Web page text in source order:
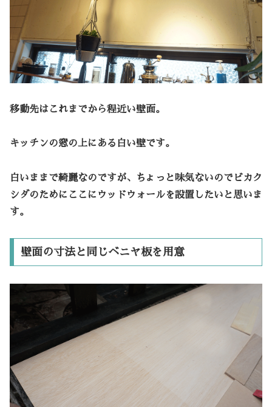
移動先はこれまでから程近い壁面。
キッチンの窓の上にある白い壁です。
白いままで綺麗なのですが、ちょっと味気ないのでビカク
シダのためにここにウッドウォールを設置したいと思いま
す。
壁面の寸法と同じベニヤ板を用意